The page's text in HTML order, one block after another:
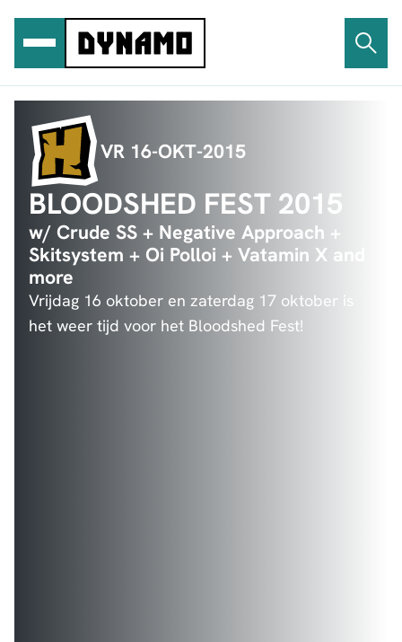
inhoud
VR 16-OKT-2015
BLOODSHED FEST 2015
w/ Crude SS + Negative Approach +
Skitsystem + Oi Polloi + Vatamin X and
more
Vrijdag 16 oktober en zaterdag 17 oktober is
het weer tijd voor het Bloodshed Fest!